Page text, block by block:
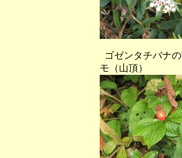
ゴゼンタ
モ（山頂）